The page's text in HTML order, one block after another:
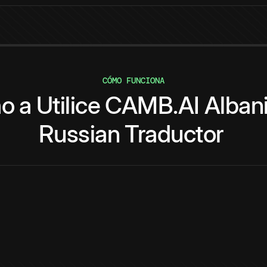
CÓMO FUNCIONA
a UtiliceCAMB.AI
Russian Traductor